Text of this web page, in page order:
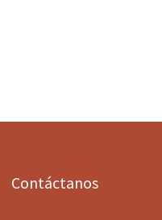
Contáctanos